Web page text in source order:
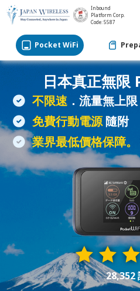
Inbound
Platform Corp.
Code: 5587
Pocket WiFi
日本真正無限
不限速．流量無上限
免費行動電源隨附
業界最低價格保障。
28,352